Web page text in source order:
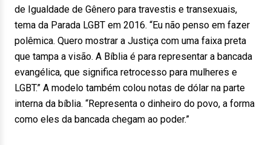
de Igualdade de Gênero para travestis e transexuais,
tema da Parada LGBT em 2016. “Eu não penso em fazer
polêmica. Quero mostrar a Justiça com uma faixa preta
que tampa a visão. A Bíblia é para representar a bancada
evangélica, que significa retrocesso para mulheres e
LGBT.” A modelo também colou notas de dólar na parte
interna da bíblia. “Representa o dinheiro do povo, a forma
como eles da bancada chegam ao poder.”